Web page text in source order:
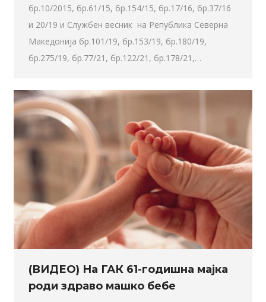
бр.10/2015, бр.61/15, бр.154/15, бр.17/16, бр.37/16
и 20/19 и Службен весник на Република Северна
Македонија бр.101/19, бр.153/19, бр.180/19,
бр.275/19, бр.77/21, бр.122/21, бр.178/21,…
(ВИДЕО) На ГАК 61-годишна мајка
роди здраво машко бебе